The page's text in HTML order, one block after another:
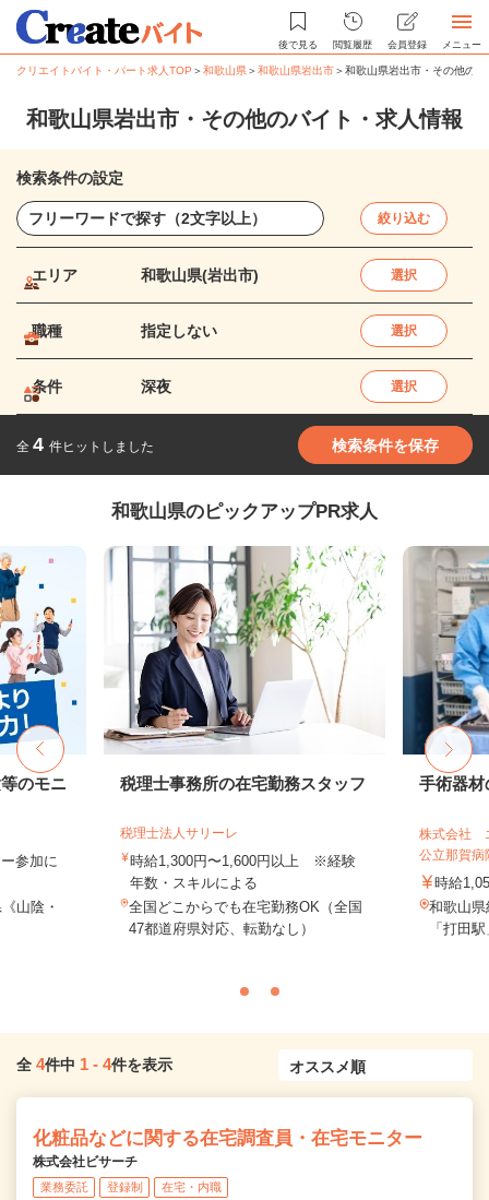
後で見る 閲覧履歴 会員登録 メニュー
クリエイトバイト・パート求人TOP ＞和歌山県＞和歌山県岩出市＞和歌山県岩出市・その他の
和歌山県岩出市・その他のバイト・求人情報
検索条件の設定
絞り込む
エリア 和歌山県(岩出市) 選択
職種 指定しない 選択
条件 深夜 選択
全 4 件ヒットしました 検索条件を保存
和歌山県のピックアップPR求人
のモニ
参加に
山陰・
税理士事務所の在宅勤務スタッフ
税理士法人サリーレ
時給1,300円〜1,600円以上 ※経験
年数・スキルによる
全国どこからでも在宅勤務OK（全国
47都道府県対応、転勤なし）
手術器材
株式会社
公立那賀病
時給
和歌山県
「打田
全 4件中 1 - 4件を表示
化粧品などに関する在宅調査員・在宅モニター
株式会社ビサーチ
業務委託 登録制 在宅・内職